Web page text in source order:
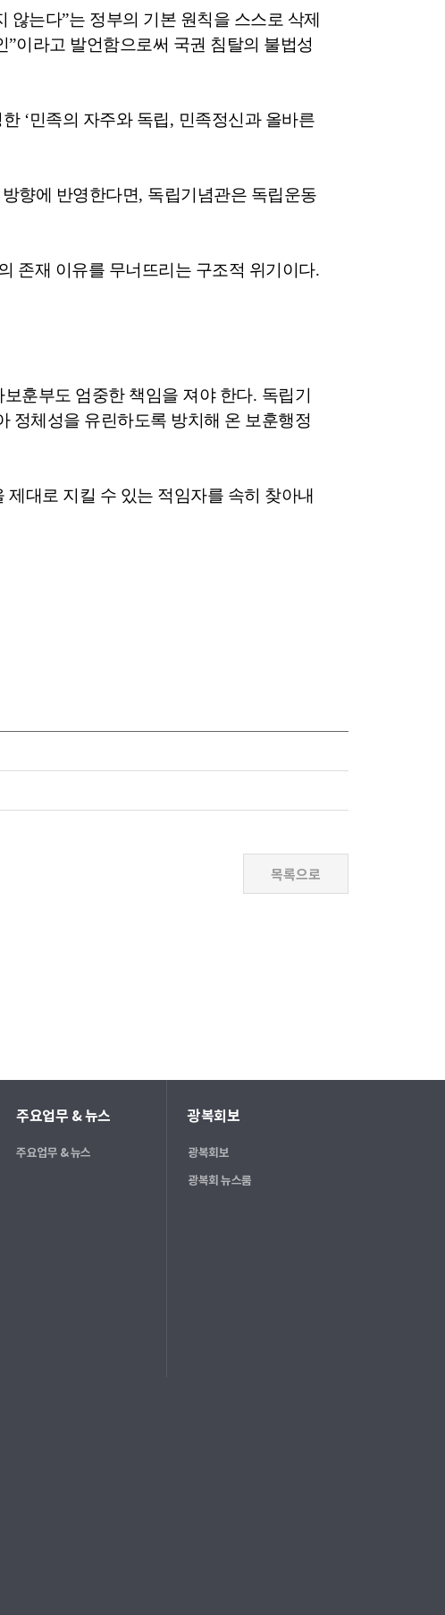
않는다”는 정부의 기본 원칙을 스스로 삭제
”이라고 발언함으로써 국권 침탈의 불법성
한 ‘민족의 자주와 독립, 민족정신과 올바른
방향에 반영한다면, 독립기념관은 독립운동
존재 이유를 무너뜨리는 구조적 위기이다.
훈부도 엄중한 책임을 져야 한다. 독립기
정체성을 유린하도록 방치해 온 보훈행정
대로 지킬 수 있는 적임자를 속히 찾아내
주요업무 & 뉴스
주요업무 & 뉴스
광복회보
광복회보
광복회 뉴스룸